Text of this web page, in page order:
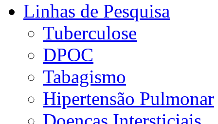
Linhas de Pesquisa
Tuberculose
DPOC
Tabagismo
Hipertensão Pulmonar